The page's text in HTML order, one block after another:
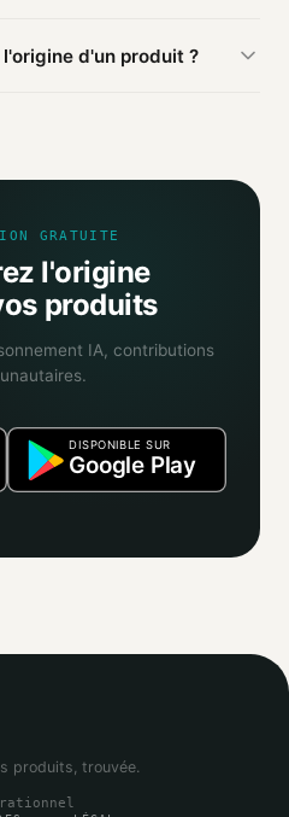
être fabriqués ailleurs.
d'un produit ?
trouvées.
GRATUITE
l'origine
produits
IA, contributions
DISPONIBLE SUR
Google Play
produits, trouvée.